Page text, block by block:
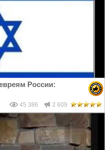
России:
45 386 2 609